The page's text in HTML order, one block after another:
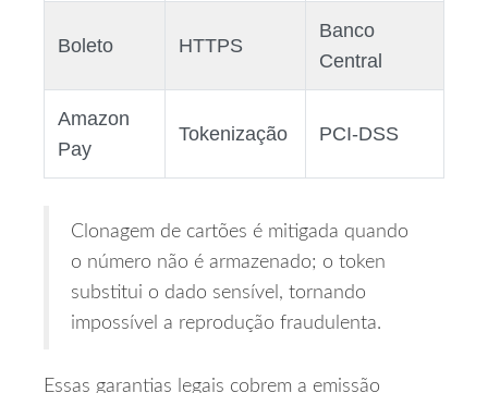
Boleto HTTPS
Banco
Central
Amazon
Pay
Tokenização PCI‑DSS
Clonagem de cartões é mitigada quando
o número não é armazenado; o token
substitui o dado sensível, tornando
impossível a reprodução fraudulenta.
Essas garantias legais cobrem a emissão